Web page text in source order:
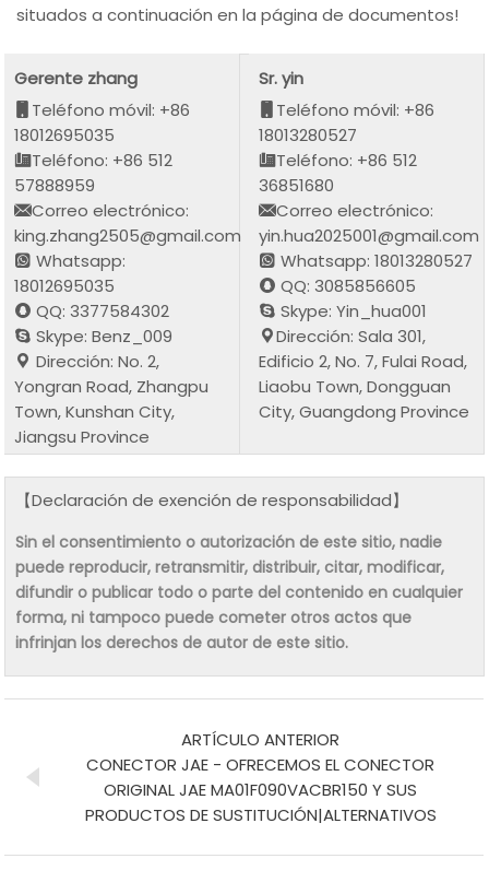
situados a continuación en la página de documentos!
Gerente zhang
Teléfono móvil: +86
18012695035
Teléfono: +86 512
57888959
Correo electrónico:
king.zhang2505@gmail.com
Whatsapp:
18012695035
QQ: 3377584302
Skype: Benz_009
Dirección: No. 2,
Yongran Road, Zhangpu
Town, Kunshan City,
Jiangsu Province
Sr. yin
Teléfono móvil: +86
18013280527
Teléfono: +86 512
36851680
Correo electrónico:
yin.hua2025001@gmail.com
Whatsapp: 18013280527
QQ: 3085856605
Skype: Yin_hua001
Dirección: Sala 301,
Edificio 2, No. 7, Fulai Road,
Liaobu Town, Dongguan
City, Guangdong Province
【Declaración de exención de responsabilidad】
Sin el consentimiento o autorización de este sitio, nadie
puede reproducir, retransmitir, distribuir, citar, modificar,
difundir o publicar todo o parte del contenido en cualquier
forma, ni tampoco puede cometer otros actos que
infrinjan los derechos de autor de este sitio.
ARTÍCULO ANTERIOR
CONECTOR JAE - OFRECEMOS EL CONECTOR
ORIGINAL JAE MA01F090VACBR150 Y SUS
PRODUCTOS DE SUSTITUCIÓN|ALTERNATIVOS